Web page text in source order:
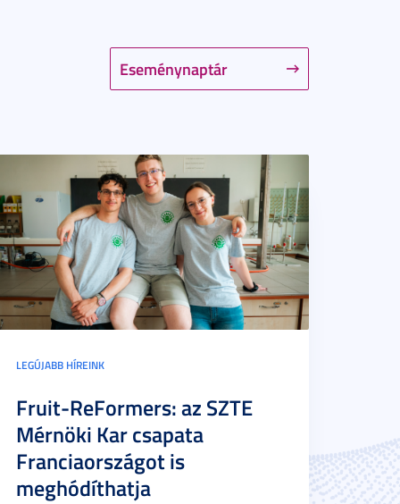
Eseménynaptár
LEGÚJABB HÍREINK
Fruit-ReFormers: az SZTE
Mérnöki Kar csapata
Franciaországot is
meghódíthatja